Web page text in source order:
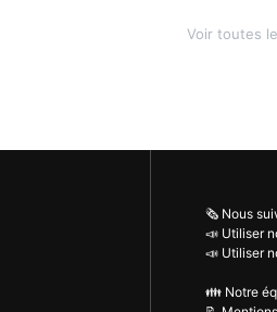
Voir toutes
🗞️ Nous
📣 Utiliser
📣 Utiliser
👪 Notre